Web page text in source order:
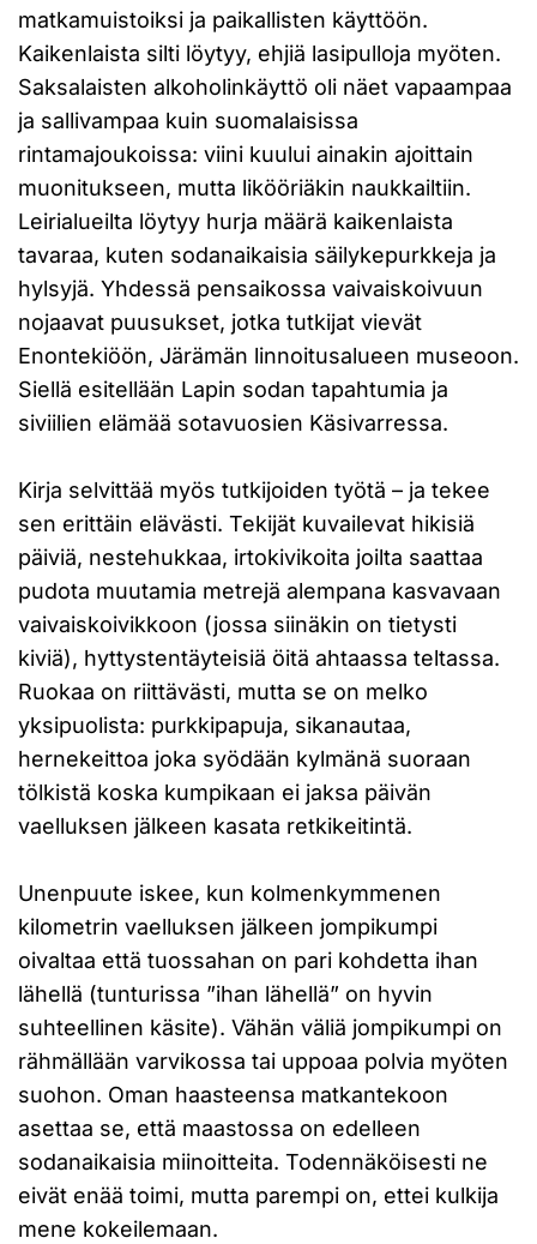
matkamuistoiksi ja paikallisten käyttöön.
Kaikenlaista silti löytyy, ehjiä lasipulloja myöten.
Saksalaisten alkoholinkäyttö oli näet vapaampaa
ja sallivampaa kuin suomalaisissa
rintamajoukoissa: viini kuului ainakin ajoittain
muonitukseen, mutta likööriäkin naukkailtiin.
Leirialueilta löytyy hurja määrä kaikenlaista
tavaraa, kuten sodanaikaisia säilykepurkkeja ja
hylsyjä. Yhdessä pensaikossa vaivaiskoivuun
nojaavat puusukset, jotka tutkijat vievät
Enontekiöön, Järämän linnoitusalueen museoon.
Siellä esitellään Lapin sodan tapahtumia ja
siviilien elämää sotavuosien Käsivarressa.
Kirja selvittää myös tutkijoiden työtä – ja tekee
sen erittäin elävästi. Tekijät kuvailevat hikisiä
päiviä, nestehukkaa, irtokivikoita joilta saattaa
pudota muutamia metrejä alempana kasvavaan
vaivaiskoivikkoon (jossa siinäkin on tietysti
kiviä), hyttystentäyteisiä öitä ahtaassa teltassa.
Ruokaa on riittävästi, mutta se on melko
yksipuolista: purkkipapuja, sikanautaa,
hernekeittoa joka syödään kylmänä suoraan
tölkistä koska kumpikaan ei jaksa päivän
vaelluksen jälkeen kasata retkikeitintä.
Unenpuute iskee, kun kolmenkymmenen
kilometrin vaelluksen jälkeen jompikumpi
oivaltaa että tuossahan on pari kohdetta ihan
lähellä (tunturissa ”ihan lähellä” on hyvin
suhteellinen käsite). Vähän väliä jompikumpi on
rähmällään varvikossa tai uppoaa polvia myöten
suohon. Oman haasteensa matkantekoon
asettaa se, että maastossa on edelleen
sodanaikaisia miinoitteita. Todennäköisesti ne
eivät enää toimi, mutta parempi on, ettei kulkija
mene kokeilemaan.